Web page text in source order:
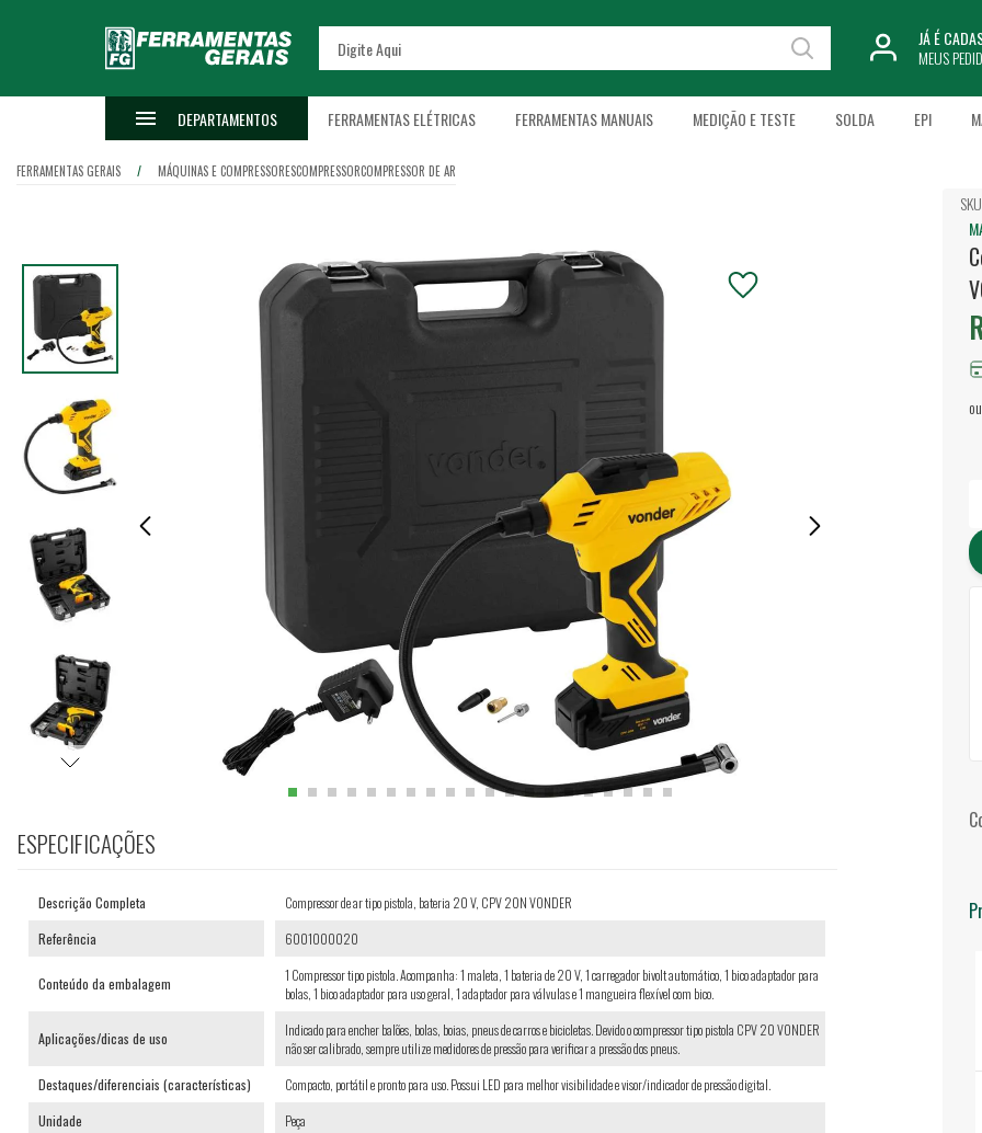
JÁ É
MEUS
DEPARTAMENTOS FERRAMENTAS ELÉTRICAS FERRAMENTAS MANUAIS MEDIÇÃO E TESTE SOLDA EPI
FERRAMENTAS GERAIS MÁQUINAS E COMPRESSORESCOMPRESSORCOMPRESSOR DE AR
ESPECIFICAÇÕES
Descrição Completa
Compressor de ar tipo pistola, bateria 20 V, CPV 20N VONDER
Referência
6001000020
Conteúdo da embalagem
1 Compressor tipo pistola. Acompanha: 1 maleta, 1 bateria de 20 V, 1 carregador bivolt automático, 1 bico adaptador para
bolas, 1 bico adaptador para uso geral, 1 adaptador para válvulas e 1 mangueira flexível com bico.
Aplicações/dicas de uso
Indicado para encher balões, bolas, boias, pneus de carros e bicicletas. Devido o compressor tipo pistola CPV 20 VONDER
não ser calibrado, sempre utilize medidores de pressão para verificar a pressão dos pneus.
Destaques/diferenciais (características)
Compacto, portátil e pronto para uso. Possui LED para melhor visibilidade e visor/indicador de pressão digital.
Unidade
Peça